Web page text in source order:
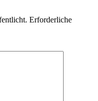
Erforderliche